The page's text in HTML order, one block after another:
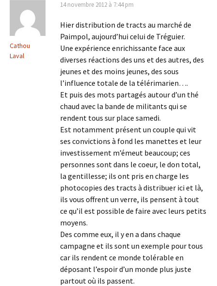
Cathou
Laval
14 novembre 2012 à 7:44 pm
Hier distribution de tracts au marché de
Paimpol, aujourd’hui celui de Tréguier.
Une expérience enrichissante face aux
diverses réactions des uns et des autres, des
jeunes et des moins jeunes, des sous
l’influence totale de la télérimarien….
Et puis des mots partagés autour d’un thé
chaud avec la bande de militants qui se
rendent tous sur place samedi.
Est notamment présent un couple qui vit
ses convictions à fond les manettes et leur
investissement m’émeut beaucoup; ces
personnes sont dans le coeur, le don total,
la gentillesse; ils ont pris en charge les
photocopies des tracts à distribuer ici et là,
ils vous offrent un verre, ils pensent à tout
ce qu’il est possible de faire avec leurs petits
moyens.
Des comme eux, il y en a dans chaque
campagne et ils sont un exemple pour tous
car ils rendent ce monde tolérable en
déposant l’espoir d’un monde plus juste
partout où ils passent.